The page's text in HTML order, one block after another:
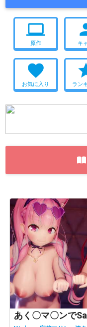
computer
原作 キ
favorite
お気に入り ラン